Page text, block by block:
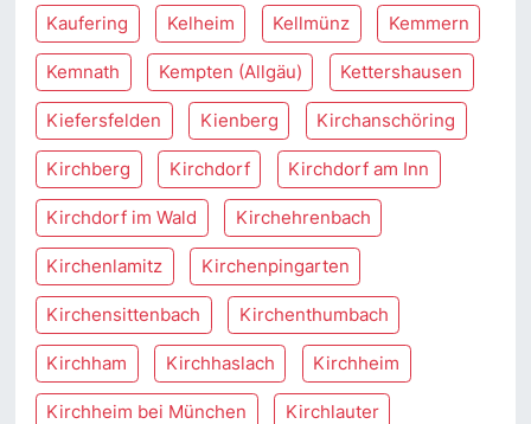
Kaufering Kelheim Kellmünz Kemmern
Kemnath Kempten (Allgäu) Kettershausen
Kiefersfelden Kienberg Kirchanschöring
Kirchberg Kirchdorf Kirchdorf am Inn
Kirchdorf im Wald Kirchehrenbach
Kirchenlamitz Kirchenpingarten
Kirchensittenbach Kirchenthumbach
Kirchham Kirchhaslach Kirchheim
Kirchheim bei München Kirchlauter